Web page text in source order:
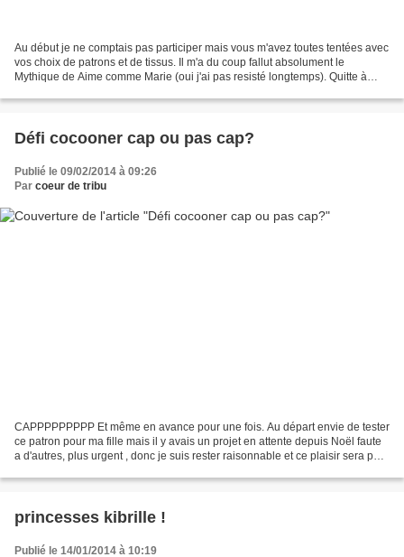
Au début je ne comptais pas participer mais vous m'avez toutes tentées avec
vos choix de patrons et de tissus. Il m'a du coup fallut absolument le
Mythique de Aime comme Marie (oui j'ai pas resisté longtemps). Quitte à
Défi cocooner cap ou pas cap?
Publié le 09/02/2014 à 09:26
Par coeur de tribu
CAPPPPPPPPP Et même en avance pour une fois. Au départ envie de tester
ce patron pour ma fille mais il y avais un projet en attente depuis Noël faute
a d'autres, plus urgent , donc je suis rester raisonnable et ce plaisir sera pour
princesses kibrille !
Publié le 14/01/2014 à 10:19